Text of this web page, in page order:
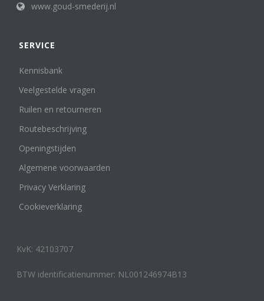
www.goud-smederij.nl
SERVICE
Kennisbank
Veelgestelde vragen
Ruilen en retourneren
Routebeschrijving
Openingstijden
Algemene voorwaarden
Privacy Verklaring
Cookieverklaring
KvK: 42103707
BTW identificatienummer: NL001246974B13